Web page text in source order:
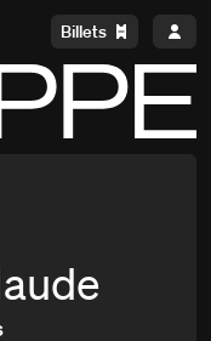
Billets